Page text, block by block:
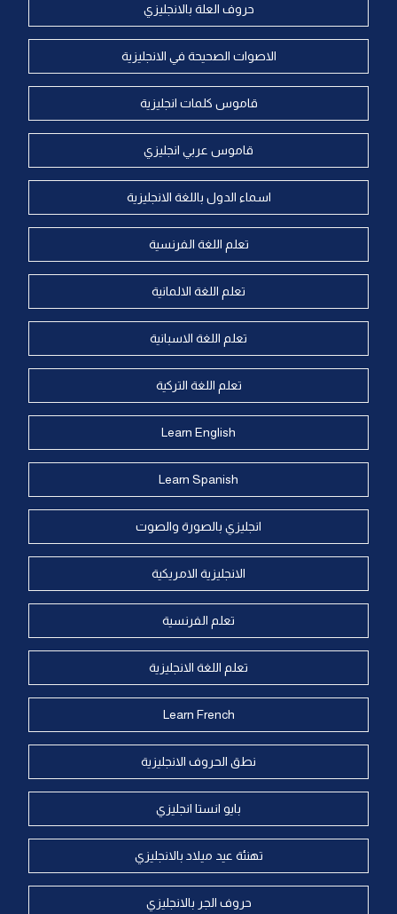
حروف العلة بالانجليزي
الاصوات الصحيحة في الانجليزية
قاموس كلمات انجليزية
قاموس عربي انجليزي
اسماء الدول باللغة الانجليزية
تعلم اللغة الفرنسية
تعلم اللغة الالمانية
تعلم اللغة الاسبانية
تعلم اللغة التركية
Learn English
Learn Spanish
انجليزي بالصورة والصوت
الانجليزية الامريكية
تعلم الفرنسية
تعلم اللغة الانجليزية
Learn French
نطق الحروف الانجليزية
بايو انستا انجليزي
تهنئة عيد ميلاد بالانجليزي
حروف الجر بالانجليزي